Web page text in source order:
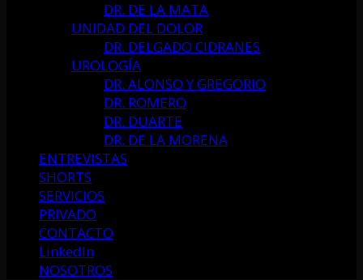
DR. DE LA MATA
UNIDAD DEL DOLOR
DR. DELGADO CIDRANES
UROLOGÍA
DR. ALONSO Y GREGORIO
DR. ROMERO
DR. DUARTE
DR. DE LA MORENA
ENTREVISTAS
SHORTS
SERVICIOS
PRIVADO
CONTACTO
LinkedIn
NOSOTROS